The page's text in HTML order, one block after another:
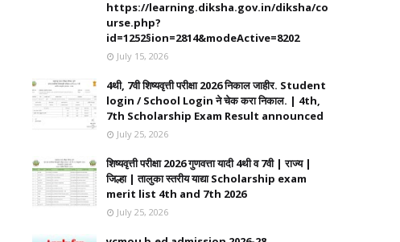
https://learning.diksha.gov.in/diksha/co
urse.php?
id=1252§ion=2814&modeActive=8202
July 15, 2026
4थी, 7वी शिष्यवृत्ती परीक्षा 2026 निकाल जाहीर. Student
login / School Login ने चेक करा निकाल. | 4th,
7th Scholarship Exam Result announced
July 25, 2026
शिष्यवृत्ती परीक्षा 2026 गुणवत्ता यादी 4थी व 7वी | राज्य |
जिल्हा | तालुका स्तरीय याद्या Scholarship exam
merit list 4th and 7th 2026
July 25, 2026